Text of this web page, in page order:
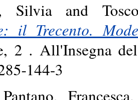
Silviaand
il Trecento.
2 . All'Insegna
144-3
Francesca